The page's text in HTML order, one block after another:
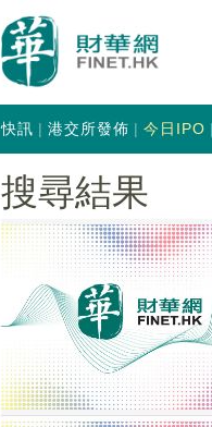
快訊 港交所發佈 今日IPO
搜尋結果